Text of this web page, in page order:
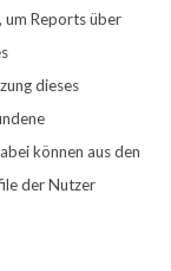
um Reports über
dieses
können aus den
der Nutzer